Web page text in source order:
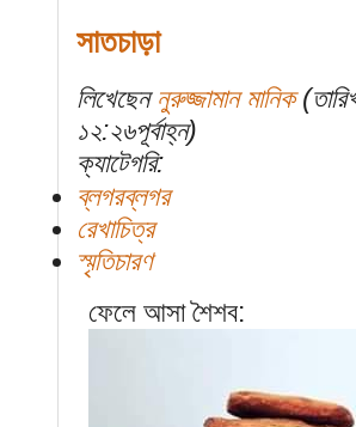
সাতচাড়া
লিখেছেন নুরুজ্জামান মানিক
১২:২৬পূর্বাহ্ন)
ক্যাটেগরি:
ব্লগরব্লগর
রেখাচিত্র
স্মৃতিচারণ
ফেলে আসা শৈশব: